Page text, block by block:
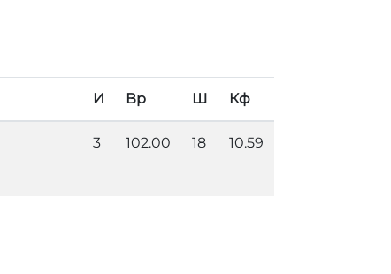
И Вр Ш Кф
3 102.00 18 10.59